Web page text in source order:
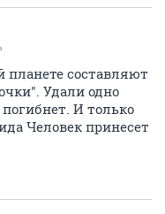
планете составляют
Удали одно
И только
Человек принесет